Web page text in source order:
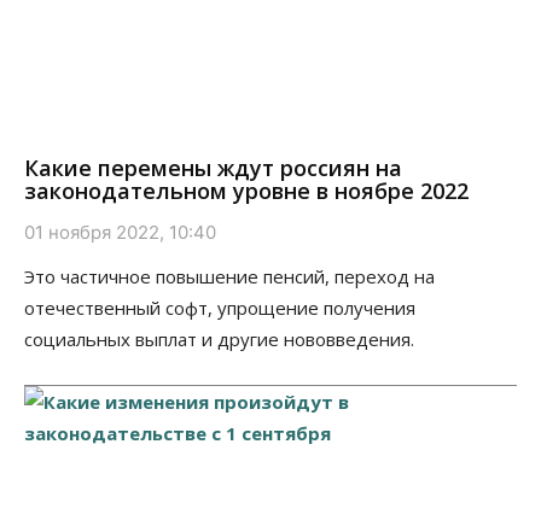
Какие перемены ждут россиян на
законодательном уровне в ноябре 2022
01 ноября 2022, 10:40
Это частичное повышение пенсий, переход на
отечественный софт, упрощение получения
социальных выплат и другие нововведения.